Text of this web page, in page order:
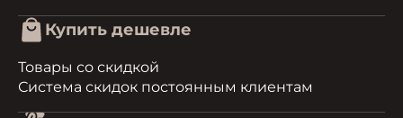
Купить дешевле
Товары со скидкой
Система скидок постоянным клиентам